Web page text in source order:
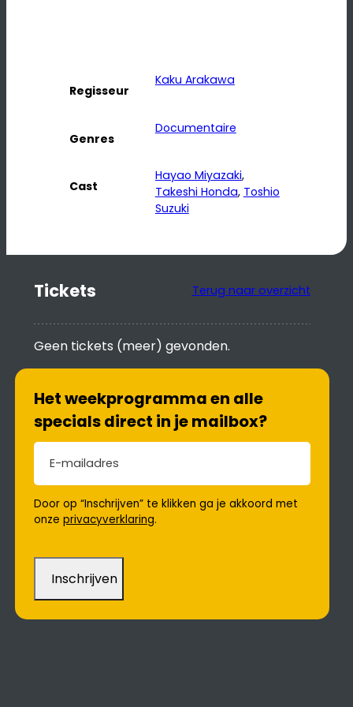
Regisseur
Kaku Arakawa
Genres
Documentaire
Cast
Hayao Miyazaki,
Takeshi Honda, Toshio
Suzuki
Tickets Terug naar overzicht
Geen tickets (meer) gevonden.
Het weekprogramma en alle
specials direct in je mailbox?
E-mailadres
Door op “Inschrijven” te klikken ga je akkoord met
onzeprivacyverklaring.